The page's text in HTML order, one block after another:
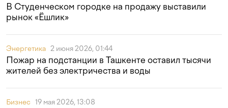
В Студенческом городке на продажу выставили
рынок «Ёшлик»
Энергетика 2 июня 2026, 01:44
Пожар на подстанции в Ташкенте оставил тысячи
жителей без электричества и воды
Бизнес 19 мая 2026, 13:08